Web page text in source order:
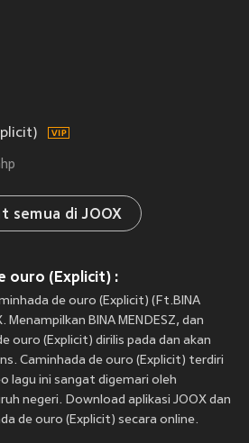
semua di JOOX
ouro (Explicit) :
de ouro (Explicit) (Ft.BINA
Menampilkan BINA MENDESZ, dan
ouro (Explicit) dirilis pada dan akan
Caminhada de ouro (Explicit) terdiri
lagu ini sangat digemari oleh
negeri. Download aplikasi JOOX dan
de ouro (Explicit) secara online.